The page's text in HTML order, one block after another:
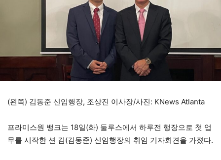
(왼쪽) 김동준 신임행장, 조상진 이사장/사진: KNews Atlanta
프라미스원 뱅크는 18일(화) 둘루스에서 하루전 행장으로 첫 업
무를 시작한 션 김(김동준) 신임행장의 취임 기자회견을 가졌다.